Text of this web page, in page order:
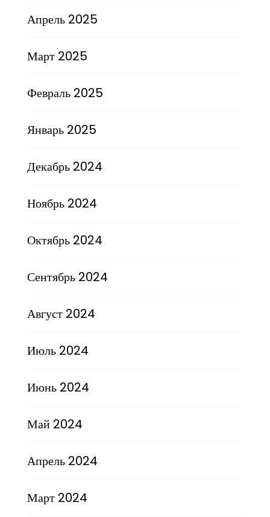
Апрель 2025
Март 2025
Февраль 2025
Январь 2025
Декабрь 2024
Ноябрь 2024
Октябрь 2024
Сентябрь 2024
Август 2024
Июль 2024
Июнь 2024
Май 2024
Апрель 2024
Март 2024